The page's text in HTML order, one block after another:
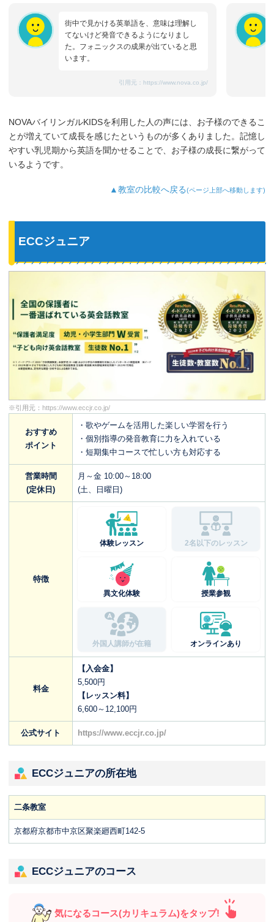
街中で見かける英単語を、意味は理解し
てないけど発音できるようになりまし
た。フォニックスの成果が出ていると思
います。
引用元： https://www.nova.co.jp/
NOVAバイリンガルKIDSを利用した人の声には、お子様のできるこ
とが増えていて成長を感じたというものが多くありました。記憶し
やすい乳児期から英語を聞かせることで、お子様の成長に繋がって
いるようです。
▲教室の比較へ戻る(ページ上部へ移動します)
ECCジュニア
※引用元： https://www.eccjr.co.jp/
おすすめ
ポイント
・歌やゲームを活用した楽しい学習を行う
・個別指導の発音教育に力を入れている
・短期集中コースで忙しい方も対応する
営業時間
(定休日)
月～金 10:00～18:00
(土、日曜日)
特徴
体験レッスン 2名以下のレッスン
異文化体験 授業参観
外国人講師が在籍 オンラインあり
料金
【入会金】
5,500円
【レッスン料】
6,600～12,100円
公式サイト https://www.eccjr.co.jp/
ECCジュニアの所在地
二条教室
京都府京都市中京区聚楽廻西町142-5
ECCジュニアのコース
気になるコース(カリキュラム)をタップ!